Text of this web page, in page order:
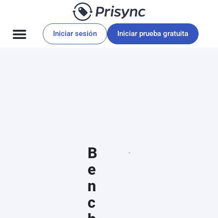
Iniciar sesión Iniciar prueba gratuita
B
e
n
c